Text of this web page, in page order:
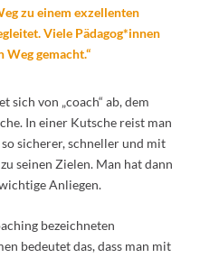
zu einem exzellenten
Viele Pädagog*innen
Weg gemacht.“
sich von „coach“ ab, dem
In einer Kutsche reist man
sicherer, schneller und mit
seinen Zielen. Man hat dann
Anliegen.
bezeichneten
bedeutet das, dass man mit